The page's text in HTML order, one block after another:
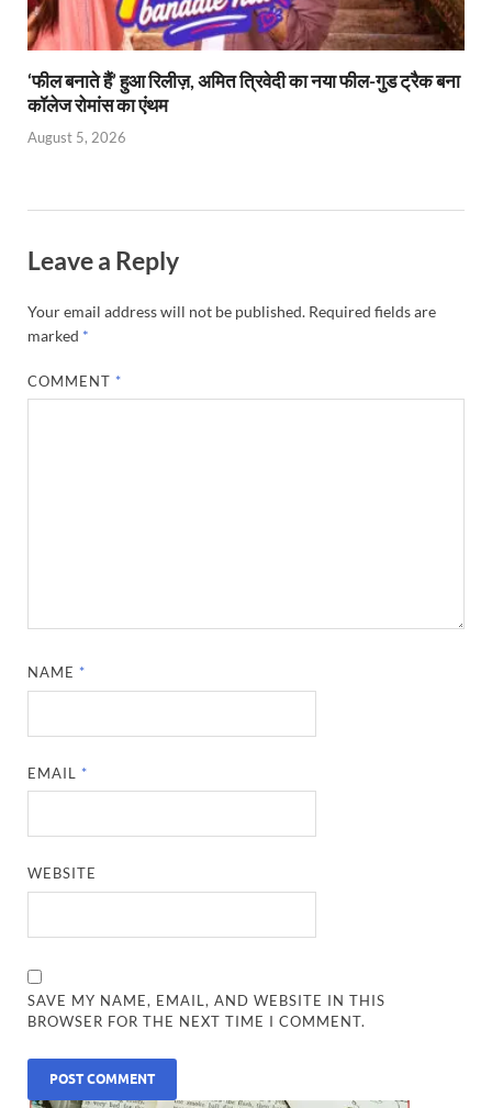
‘फील बनाते हैं’ हुआ रिलीज़, अमित त्रिवेदी का नया फील-गुड ट्रैक बना
कॉलेज रोमांस का एंथम
August 5, 2026
Leave a Reply
Your email address will not be published. Required fields are
marked *
COMMENT *
NAME *
EMAIL *
WEBSITE
SAVE MY NAME, EMAIL, AND WEBSITE IN THIS
BROWSER FOR THE NEXT TIME I COMMENT.